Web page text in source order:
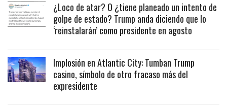
¿Loco de atar? O ¿tiene planeado un intento de
golpe de estado? Trump anda diciendo que lo
‘reinstalarán’ como presidente en agosto
Implosión en Atlantic City: Tumban Trump
casino, símbolo de otro fracaso más del
expresidente